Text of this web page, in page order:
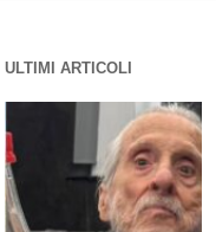
ULTIMI ARTICOLI